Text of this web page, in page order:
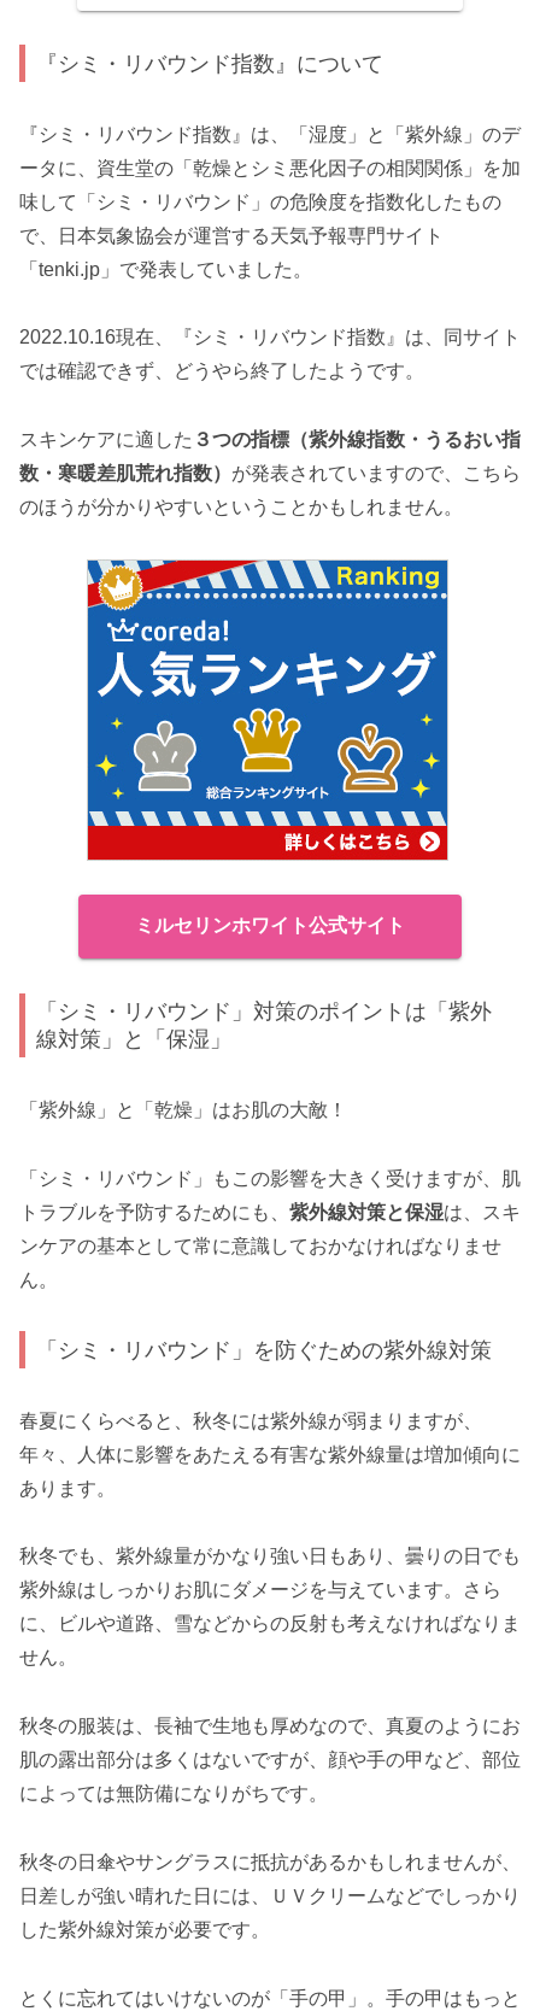
れま...
『シミ・リバウンド指数』について
『シミ・リバウンド指数』は、「湿度」と「紫外線」のデ
ータに、資生堂の「乾燥とシミ悪化因子の相関関係」を加
味して「シミ・リバウンド」の危険度を指数化したもの
で、日本気象協会が運営する天気予報専門サイト
「tenki.jp」で発表していました。
2022.10.16現在、『シミ・リバウンド指数』は、同サイト
では確認できず、どうやら終了したようです。
スキンケアに適した ３つの指標（紫外線指数・うるおい指
数・寒暖差肌荒れ指数） が発表されていますので、こちら
のほうが分かりやすいということかもしれません。
ミルセリンホワイト公式サイト
「シミ・リバウンド」対策のポイントは「紫外
線対策」と「保湿」
「紫外線」と「乾燥」はお肌の大敵！
「シミ・リバウンド」もこの影響を大きく受けますが、肌
トラブルを予防するためにも、 紫外線対策と保湿は、スキ
ンケアの基本として常に意識しておかなければなりませ
ん。
「シミ・リバウンド」を防ぐための紫外線対策
春夏にくらべると、秋冬には紫外線が弱まりますが、
年々、人体に影響をあたえる有害な紫外線量は増加傾向に
あります。
秋冬でも、紫外線量がかなり強い日もあり、曇りの日でも
紫外線はしっかりお肌にダメージを与えています。さら
に、ビルや道路、雪などからの反射も考えなければなりま
せん。
秋冬の服装は、長袖で生地も厚めなので、真夏のようにお
肌の露出部分は多くはないですが、顔や手の甲など、部位
によっては無防備になりがちです。
秋冬の日傘やサングラスに抵抗があるかもしれませんが、
日差しが強い晴れた日には、ＵＶクリームなどでしっかり
した紫外線対策が必要です。
とくに忘れてはいけないのが「手の甲」。手の甲はもっと